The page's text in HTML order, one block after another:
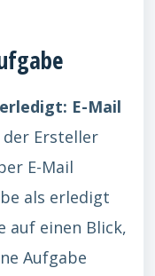
E-Mail
Ersteller
E-Mail
als erledigt
auf einen Blick,
Aufgabe